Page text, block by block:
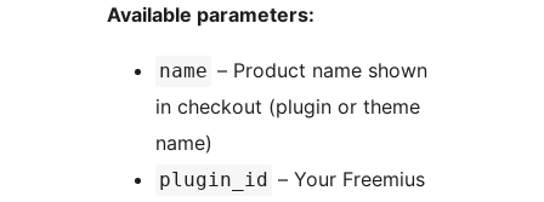
Available parameters:
name – Product name shown
in checkout (plugin or theme
name)
plugin_id – Your Freemius